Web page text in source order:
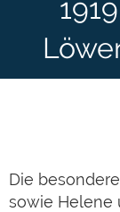
Die
sowie Helene